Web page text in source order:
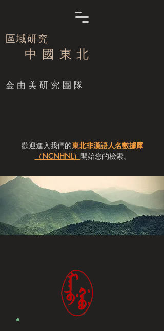
區域研究
中 國 東 北
​金由美研究團隊
歡迎進入我們的東北非漢語人名數據庫
（NCNHNL） 開始您的檢索。